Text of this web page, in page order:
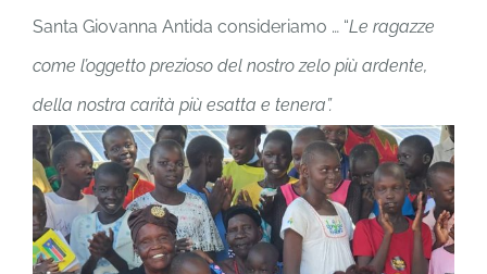
Santa Giovanna Antida consideriamo … “Le ragazze
come l’oggetto prezioso del nostro zelo più ardente,
della nostra carità più esatta e tenera”.